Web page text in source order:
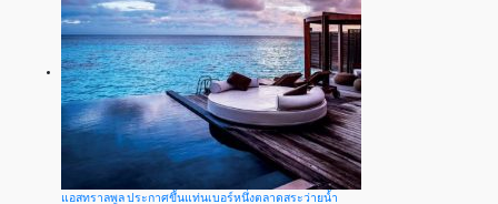
แอสทราลพูล ประกาศขึ้นแท่นเบอร์หนึ่งตลาดสระว่ายน้ำ